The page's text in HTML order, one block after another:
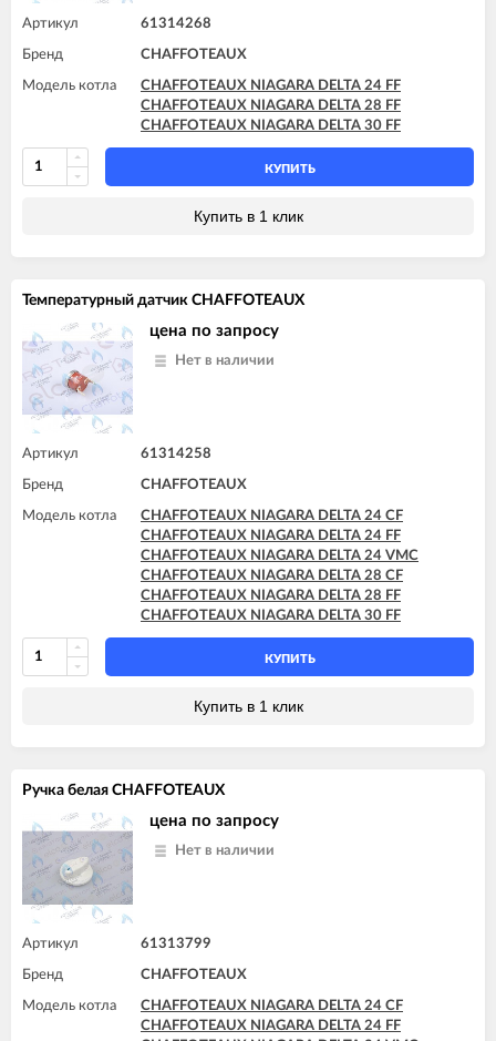
Артикул 61314268
Бренд CHAFFOTEAUX
Модель котла
CHAFFOTEAUX NIAGARA DELTA 24 FF
CHAFFOTEAUX NIAGARA DELTA 28 FF
CHAFFOTEAUX NIAGARA DELTA 30 FF
КУПИТЬ
Купить в 1 клик
Температурный датчик CHAFFOTEAUX
цена по запросу
Нет в наличии
Артикул 61314258
Бренд CHAFFOTEAUX
Модель котла
CHAFFOTEAUX NIAGARA DELTA 24 CF
CHAFFOTEAUX NIAGARA DELTA 24 FF
CHAFFOTEAUX NIAGARA DELTA 24 VMC
CHAFFOTEAUX NIAGARA DELTA 28 CF
CHAFFOTEAUX NIAGARA DELTA 28 FF
CHAFFOTEAUX NIAGARA DELTA 30 FF
КУПИТЬ
Купить в 1 клик
Ручка белая CHAFFOTEAUX
цена по запросу
Нет в наличии
Артикул 61313799
Бренд CHAFFOTEAUX
Модель котла
CHAFFOTEAUX NIAGARA DELTA 24 CF
CHAFFOTEAUX NIAGARA DELTA 24 FF